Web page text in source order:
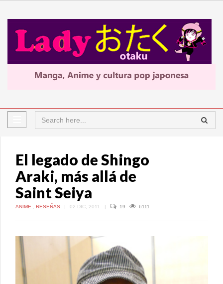
El legado de Shingo
Araki, más allá de
Saint Seiya
ANIME , RESEÑAS | 02 DIC, 2011 | 19 6111